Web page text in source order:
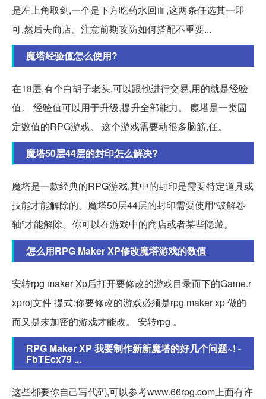
是左上角取剑,一个是下方吃药水回血,这两条任选其一即
可,然后去商店。注意前期攻防如何搭配不重要...
魔塔经验值怎么使用?
在18层,有个白胡子老头,可以跟他进行交易,用的就是经验
值。 经验值可以用于升级,提升全部能力。 魔塔是一类固
定数值的RPG游戏。 这个游戏需要动很多脑筋,任。
魔塔50层44层的封印怎么解决?
魔塔是一款经典的RPG游戏,其中的封印是需要特定道具或
技能才能解除的。魔塔50层44层的封印需要使用“破解卷
轴”才能解除。你可以在游戏中的商店或者某些隐藏。
怎么用RPG Maker XP修改魔塔游戏的数值
安转rpg maker Xp后打开要修改的游戏目录而下的Game.r
xproj文件 提式:你要修改的游戏必须是rpg maker xp 做的
而又是未加密的游戏才能改。 安转rpg 。
RPG Maker XP 我要制作新新魔塔的好几个问题~! -
FbTEcx79 ...
这些都要你自己写代码,可以参考www.66rpg.com上面有许